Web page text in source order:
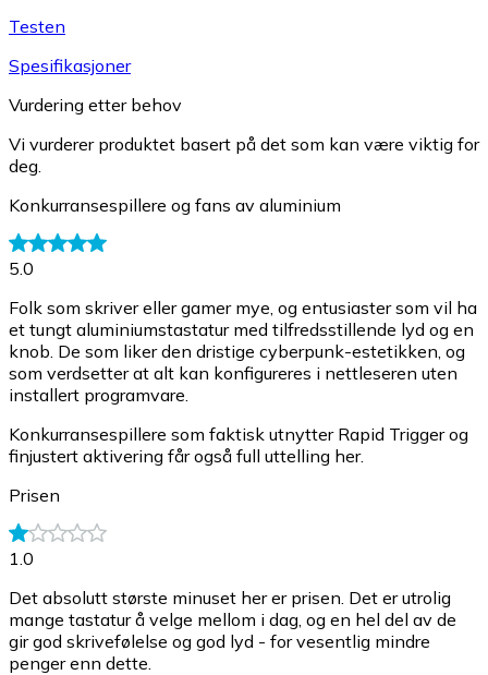
Testen
Spesifikasjoner
Vurdering etter behov
Vi vurderer produktet basert på det som kan være viktig for
deg.
Konkurransespillere og fans av aluminium
5.0
Folk som skriver eller gamer mye, og entusiaster som vil ha
et tungt aluminiumstastatur med tilfredsstillende lyd og en
knob. De som liker den dristige cyberpunk-estetikken, og
som verdsetter at alt kan konfigureres i nettleseren uten
installert programvare.
Konkurransespillere som faktisk utnytter Rapid Trigger og
finjustert aktivering får også full uttelling her.
Prisen
1.0
Det absolutt største minuset her er prisen. Det er utrolig
mange tastatur å velge mellom i dag, og en hel del av de
gir god skrivefølelse og god lyd - for vesentlig mindre
penger enn dette.